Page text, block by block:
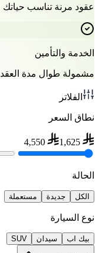
عقود مرنة تناسب حياتك
الخدمة والتأمين
مشمولة طوال مدة العقد
الفلاتر
نطاق السعر
1,625
4,550
الحالة
الكل جديدة مستعملة
نوع السيارة
بيك اب سيدان SUV